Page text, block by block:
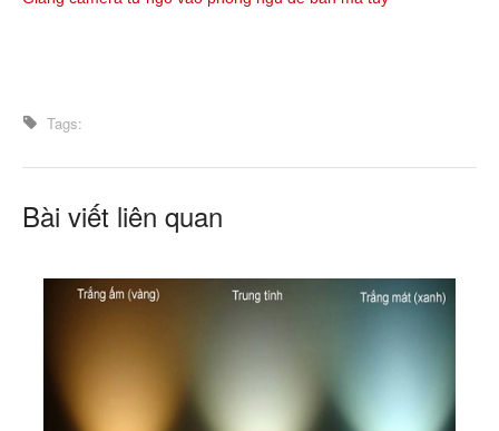
Tags:
Bài viết liên quan